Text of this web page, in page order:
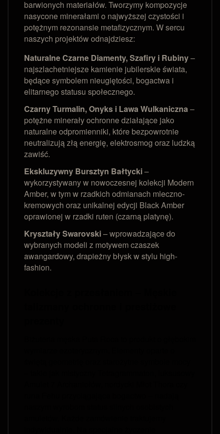
barwionych materiałów. Tworzymy kompozycje
nasycone minerałami o najwyższej czystości i
potężnym rezonansie metafizycznym. W sercu
naszych projektów odnajdziesz:
Naturalne Czarne Diamenty, Szafiry i Rubiny–
najszlachetniejsze kamienie jubilerskie świata,
będące symbolem nieugiętości, bogactwa i
elitarnego statusu społecznego.
Czarny Turmalin, Onyks i Lawa Wulkaniczna–
potężne minerały ochronne działające jako
naturalne odpromienniki, które bezpowrotnie
neutralizują złą energię, elektrosmog oraz ludzką
zawiść.
Ekskluzywny Bursztyn Bałtycki–
wykorzystywany w nowoczesnej kolekcji Modern
Amber, w tym w rzadkich odmianach mleczno-
kremowych oraz unikalnej edycji Black Amber
oprawionej w rzadki ruten (czarną platynę).
Kryształy Swarovski– wprowadzające do
wybranych modeli z motywem czaszek
awangardowy, drapieżny błysk w stylu high-
fashion.